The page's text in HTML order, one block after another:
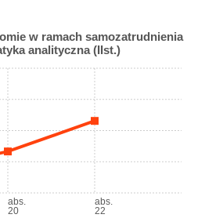
w ramach samozatrudnienia
analityczna (IIst.)
abs.
20
abs.
22